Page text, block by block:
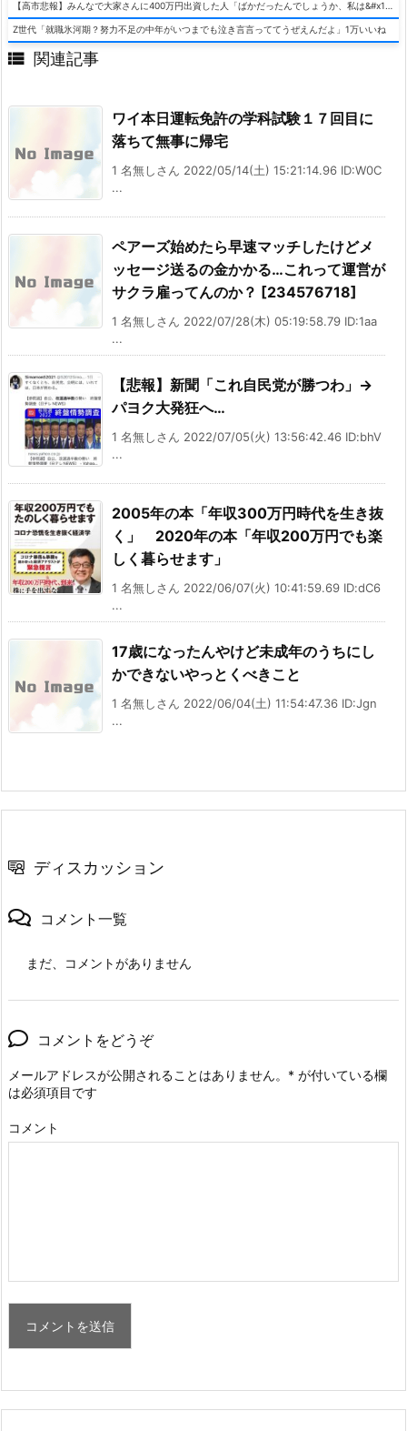
Z世代「就職氷河期？努力不足の中年がいつまでも泣き言言っててうぜえんだよ」1万いいね
 関連記事
ワイ本日運転免許の学科試験１７回目に
落ちて無事に帰宅
1 名無しさん 2022/05/14(土) 15:21:14.96 ID:W0C
...
ペアーズ始めたら早速マッチしたけどメ
ッセージ送るの金かかる…これって運営が
サクラ雇ってんのか？ [234576718]
1 名無しさん 2022/07/28(木) 05:19:58.79 ID:1aa
...
【悲報】新聞「これ自民党が勝つわ」→
パヨク大発狂へ…
1 名無しさん 2022/07/05(火) 13:56:42.46 ID:bhV
...
2005年の本「年収300万円時代を生き抜
く」 2020年の本「年収200万円でも楽
しく暮らせます」
1 名無しさん 2022/06/07(火) 10:41:59.69 ID:dC6
...
17歳になったんやけど未成年のうちにし
かできないやっとくべきこと
1 名無しさん 2022/06/04(土) 11:54:47.36 ID:Jgn
...
ディスカッション
コメント一覧
まだ、コメントがありません
コメントをどうぞ
メールアドレスが公開されることはありません。 * が付いている欄
は必須項目です
コメント